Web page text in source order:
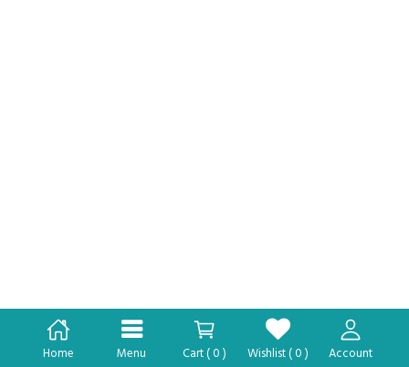
Home Menu Cart (0) Wishlist (0) Account